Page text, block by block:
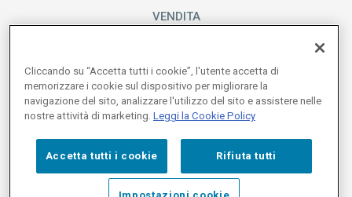
VENDITA
SEGUICI SUI NOSTRI SOCIAL
Cliccando su “Accetta tutti i cookie”, l'utente accetta di
memorizzare i cookie sul dispositivo per migliorare la
navigazione del sito, analizzare l'utilizzo del sito e assistere nelle
nostre attività di marketing. Leggi la Cookie Policy
Accetta tutti i cookie Rifiuta tutti